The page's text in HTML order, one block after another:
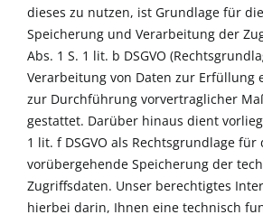
dieses zu nutzen, ist Grundlage für
Speicherung und Verarbeitung der
Abs. 1 S. 1 lit. b DSGVO
Verarbeitung von Daten zur Erfüllung
zur Durchführung vorvertraglicher
gestattet. Darüber hinaus dient
1 lit. f DSGVO als Rechtsgrundlage für
vorübergehende Speicherung der
Zugriffsdaten. Unser berechtigtes
hierbei darin, Ihnen eine technisch